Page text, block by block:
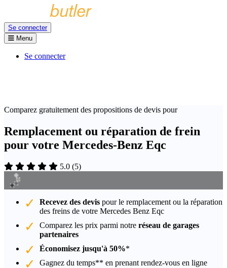
Se connecter
Menu
Se connecter
Comparez gratuitement des propositions de devis pour
Remplacement ou réparation de frein
pour votre Mercedes-Benz Eqc
5.0 (5)
Recevez des devis pour le remplacement ou la réparation
des freins de votre Mercedes Benz Eqc
Comparez les prix parmi notre réseau de garages
partenaires
Économisez jusqu'à 50%*
Gagnez du temps** en prenant rendez-vous en ligne